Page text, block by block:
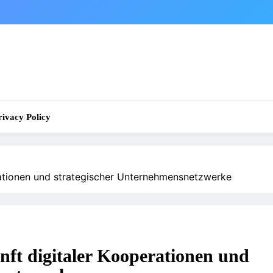
Policy
und strategischer Unternehmensnetzwerke
digitaler Kooperationen und